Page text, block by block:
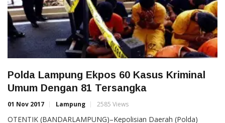
Polda Lampung Ekpos 60 Kasus Kriminal
Umum Dengan 81 Tersangka
01 Nov 2017 Lampung 2585 Views
OTENTIK (BANDARLAMPUNG)–Kepolisian Daerah (Polda)